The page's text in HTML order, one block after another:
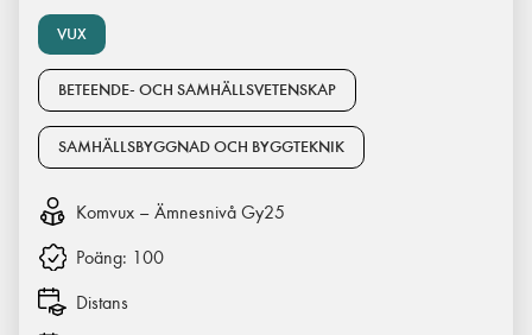
VUX
BETEENDE- OCH SAMHÄLLSVETENSKAP
SAMHÄLLSBYGGNAD OCH BYGGTEKNIK
Komvux – Ämnesnivå Gy25
Poäng: 100
Distans